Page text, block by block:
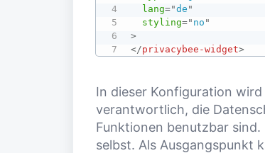
lang="de "
styling=" no "
>
</privacybee-widget>
In dieser Konfiguration wird
verantwortlich, die
Funktionen benutzbar
selbst. Als Ausgangspunkt